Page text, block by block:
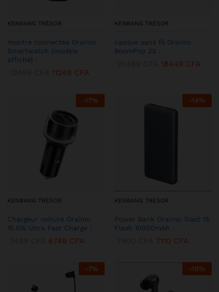
KENBANG TRÉSOR
montre connectée Oraimo
Smartwatch (modèle
affiché) :
11249 CFA
KENBANG TRÉSOR
casque sans fil Oraimo
BoomPop 2S :
18449 CFA
-17%
KENBANG TRÉSOR
Chargeur voiture Oraimo
15.5W Ultra Fast Charge :
6749 CFA
-14%
KENBANG TRÉSOR
Power Bank Oraimo Toast 15
Flash 10000mAh :
7110 CFA
-7% -10%